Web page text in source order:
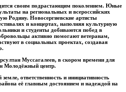
своим подрастающим поколением. Юные
на региональных и всероссийских
Родину. Новосергиевские артисты
и концертах, наполняя культурную
и студенты добиваются побед в
активно помогают ветеранам,
в социальных проектах, создавая
Муссагалеев, в скором времени для
Молодёжный центр.
ответственность и инициативность
её главным достоянием и надеждой на